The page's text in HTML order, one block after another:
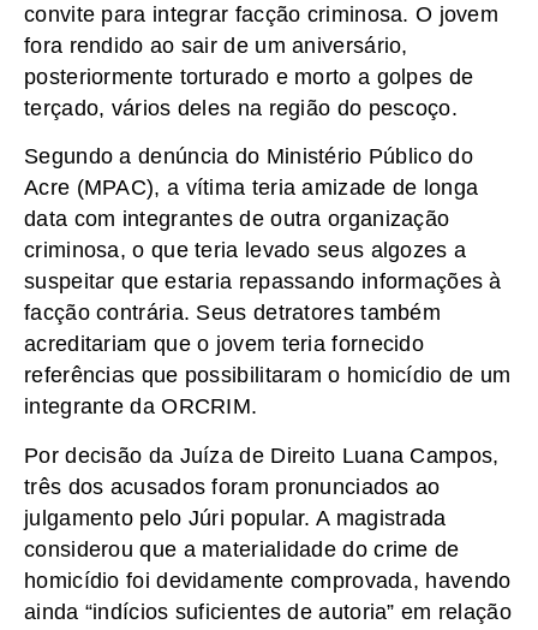
convite para integrar facção criminosa. O jovem
fora rendido ao sair de um aniversário,
posteriormente torturado e morto a golpes de
terçado, vários deles na região do pescoço.
Segundo a denúncia do Ministério Público do
Acre (MPAC), a vítima teria amizade de longa
data com integrantes de outra organização
criminosa, o que teria levado seus algozes a
suspeitar que estaria repassando informações à
facção contrária. Seus detratores também
acreditariam que o jovem teria fornecido
referências que possibilitaram o homicídio de um
integrante da ORCRIM.
Por decisão da Juíza de Direito Luana Campos,
três dos acusados foram pronunciados ao
julgamento pelo Júri popular. A magistrada
considerou que a materialidade do crime de
homicídio foi devidamente comprovada, havendo
ainda “indícios suficientes de autoria” em relação